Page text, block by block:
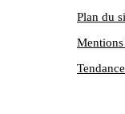
Plan du